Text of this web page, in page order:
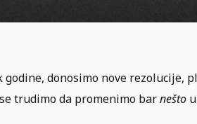
godine, donosimo nove rezolucije,
trudimo da promenimo barneštou